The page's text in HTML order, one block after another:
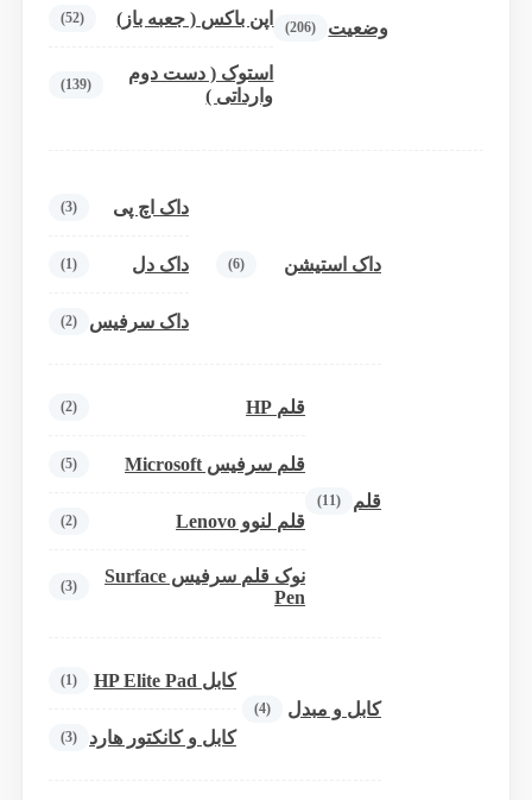
وضعیت (206) اپن باکس ( جعبه باز) (52)
استوک ( دست دوم
وارداتی )
(139)
داک استیشن (6)
داک اچ پی (3)
داک دل (1)
داک سرفیس (2)
قلم (11)
قلم HP (2)
قلم سرفیس Microsoft (5)
قلم لنوو Lenovo (2)
نوک قلم سرفیس Surface
Pen
(3)
کابل و مبدل (4)
کابل HP Elite Pad (1)
کابل و کانکتور هارد (3)